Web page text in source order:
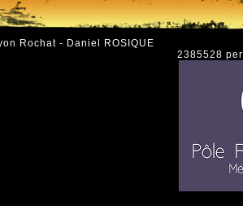
Rochat - Daniel ROSIQUE
2385528